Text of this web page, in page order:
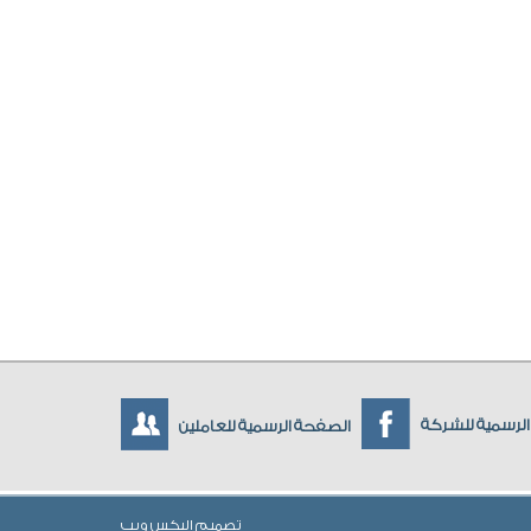
الصفحة الرسمية للعاملين للشركة
تصميم اليكس ويب